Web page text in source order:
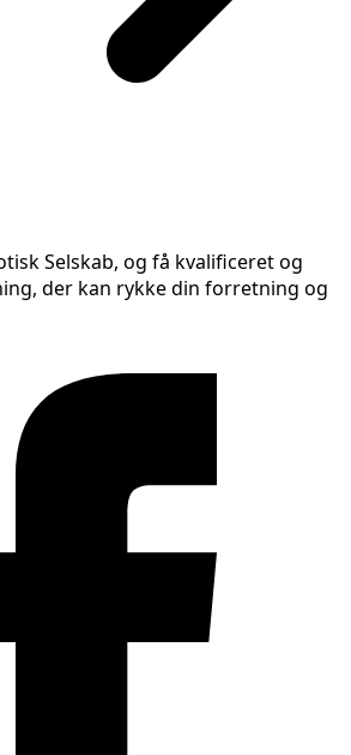
Selskab, og få kvalificeret og
der kan rykke din forretning og